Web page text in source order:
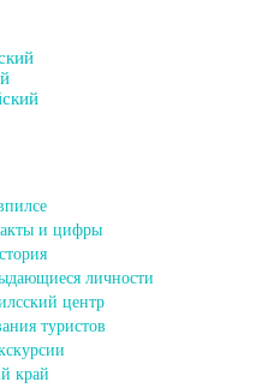
и цифры
личности
центр
туристов
край